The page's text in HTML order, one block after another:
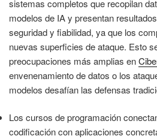
sistemas completos que recopilan
modelos de IA y presentan
seguridad y fiabilidad, ya que los
nuevas superficies de ataque. Esto
preocupaciones más amplias en
envenenamiento de datos o los
modelos desafían las defensas
Los cursos de programación
codificación con aplicaciones